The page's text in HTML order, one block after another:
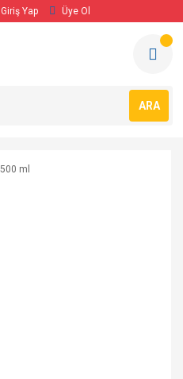
Giriş Yap Üye Ol
ARA